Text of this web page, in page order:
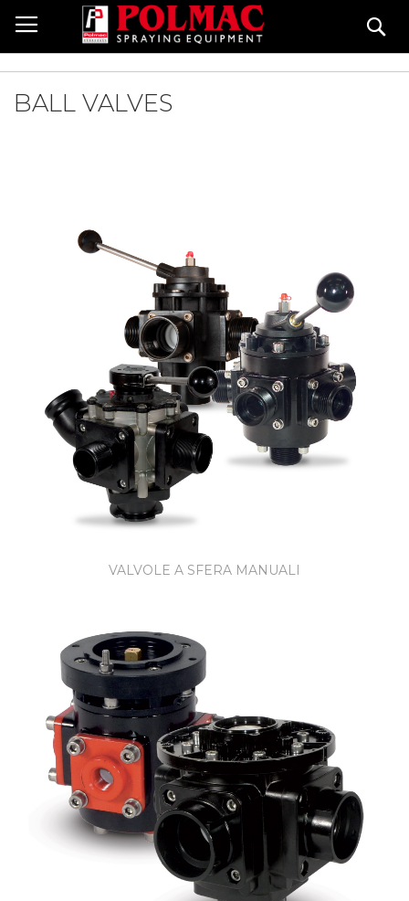
Skip
to
Content
BALL VALVES
VALVOLE A SFERA MANUALI